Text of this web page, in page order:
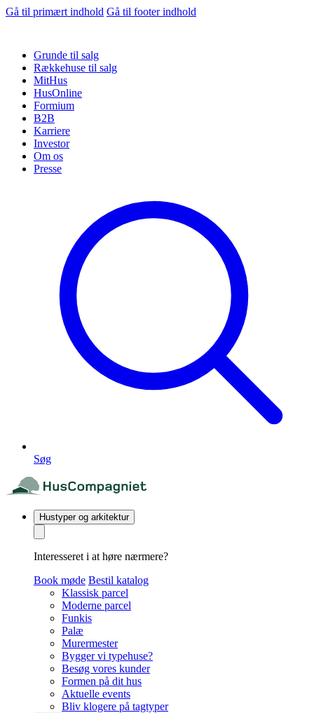
Gå til primært indhold Gå til footer indhold
Grunde til salg
Rækkehuse til salg
MitHus
HusOnline
Formium
B2B
Karriere
Investor
Om os
Presse
Søg
Hustyper og arkitektur
Interesseret i at høre nærmere?
Book møde Bestil katalog
Klassisk parcel
Moderne parcel
Funkis
Palæ
Murermester
Bygger vi typehuse?
Besøg vores kunder
Formen på dit hus
Aktuelle events
Bliv klogere på tagtyper